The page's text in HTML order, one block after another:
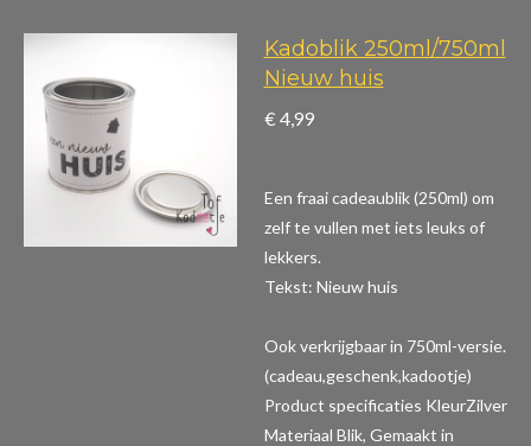
Kadoblik 250ml/750ml
Nieuw huis
€ 4,99
Een fraai cadeaublik (250ml) om
zelf te vullen met iets leuks of
lekkers.
Tekst: Nieuw huis
Ook verkrijgbaar in 750ml-versie.
(cadeau,geschenk,kadootje)
Product specificaties KleurZilver
Materiaal Blik, Gemaakt in